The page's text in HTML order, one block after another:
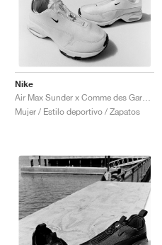
Nike
Air Max Sunder x Comme des Garçons Homme Plus "White"
Mujer / Estilo deportivo / Zapatos